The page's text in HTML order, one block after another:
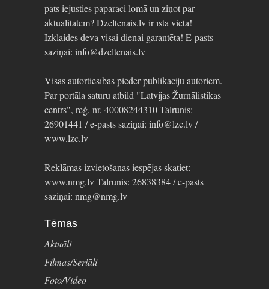
pats iejusties paparaci lomā un ziņot par
aktualitātēm? Dzeltenais.lv ir īstā vieta!
Izklaides deva visai dienai garantēta! E-pasts
saziņai: info@dzeltenais.lv
Visas autortiesības pieder publikāciju autoriem.
Par portāla saturu atbild "Latvijas Žurnālistikas
centrs", reģ. nr. 40008244310 Tālrunis:
26901441 / e-pasts saziņai: info@lzc.lv /
www.lzc.lv
Reklāmas izvietošanas iespējas skatiet:
www.nmg.lv Tālrunis: 26838384 / e-pasts
saziņai: nmg@nmg.lv
Tēmas
Aktuāli
Filmas/Seriāli
Foto/Video